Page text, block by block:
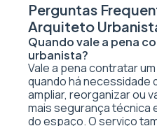
Perguntas
Arquiteto
Quando vale a pena
urbanista?
Vale a pena contratar
quando há necessidade
ampliar, reorganizar ou
mais segurança técnica
do espaço. O serviço